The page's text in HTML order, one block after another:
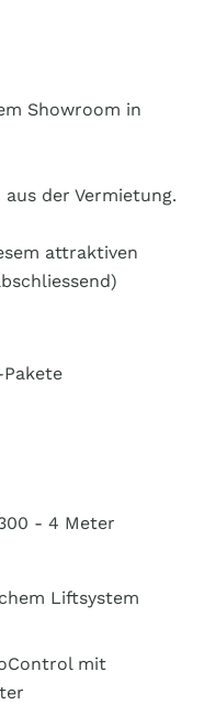
Showroom in
der Vermietung.
attraktiven
- 4 Meter
Liftsystem
mit